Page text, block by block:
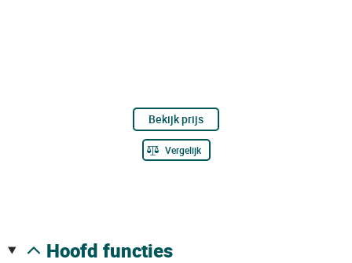
Bekijk prijs
Vergelijk
hoofd functies